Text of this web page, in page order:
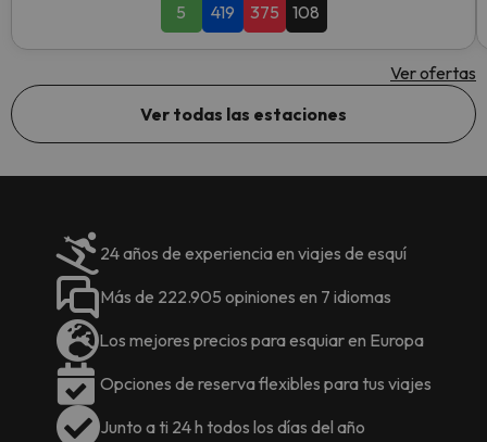
5
419 375 108
Ver ofertas
Ver todas las estaciones
24 años de experiencia en viajes de esquí
Más de 222.905 opiniones en 7 idiomas
Los mejores precios para esquiar en Europa
Opciones de reserva flexibles para tus viajes
Junto a ti 24 h todos los días del año